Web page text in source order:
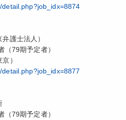
護士法人）
（79期予定者）
）
（79期予定者）